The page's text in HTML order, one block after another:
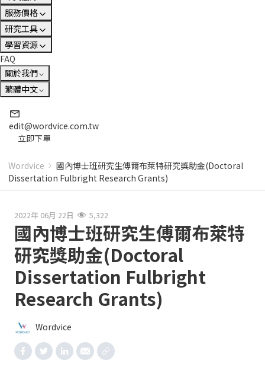
服務價格
研究工具
學習資源
FAQ
關於我們
繁體中文
edit@wordvice.com.tw
立即下單
Wordvice
國內博士班研究生傅爾布萊特研究獎助金(Doctoral
Dissertation Fulbright Research Grants)
2022年 06月 22日 5,322
國內博士班研究生傅爾布萊特
研究獎助金(Doctoral
Dissertation Fulbright
Research Grants)
Wordvice